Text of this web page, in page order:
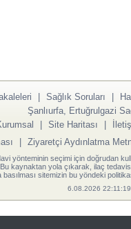
| Sağlık Soruları |
Şanlıurfa, Ertuğrulgazi
| Site Haritası |
| Ziyaretçi Aydınlatma
seçimi için doğrudan
kaynaktan yola çıkarak, ilaç
sitemizin bu yöndeki
6.08.2026 22:11:19